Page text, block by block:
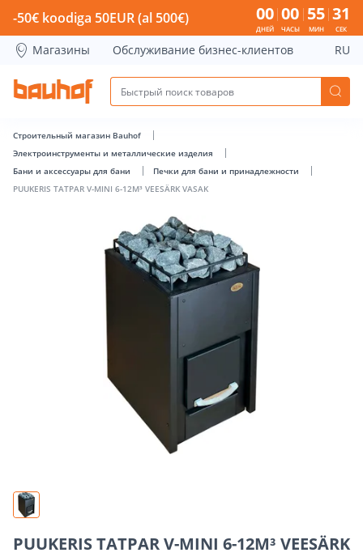
PUUKERIS TATPAR V-MINI 6-12M³ VEESÄRK VASAK -
-50€ koodiga 50EUR (al 500€) 00
ДНЕЙ
00
ЧАСЫ
55
МИН
30
СЕК
Магазины Обслуживание бизнес-клиентов RU
Строительный магазин Bauhof
Электроинструменты и металлические изделия
Бани и аксессуары для бани
Печки для бани и принадлежности
PUUKERIS TATPAR V-MINI 6-12M³ VEESÄRK VASAK
PUUKERIS TATPAR V-MINI 6-12M³ VEESÄRK